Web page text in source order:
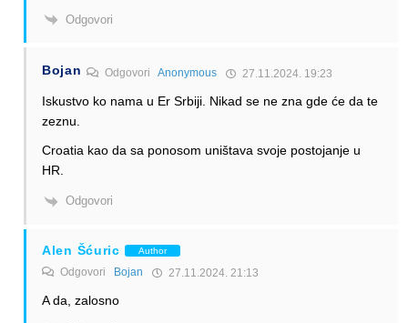
Odgovori
Bojan Odgovori Anonymous 27.11.2024. 19:23
Iskustvo ko nama u Er Srbiji. Nikad se ne zna gde će da te
zeznu.
Croatia kao da sa ponosom uništava svoje postojanje u
HR.
Odgovori
Alen Šćuric Author
Odgovori Bojan 27.11.2024. 21:13
A da, zalosno